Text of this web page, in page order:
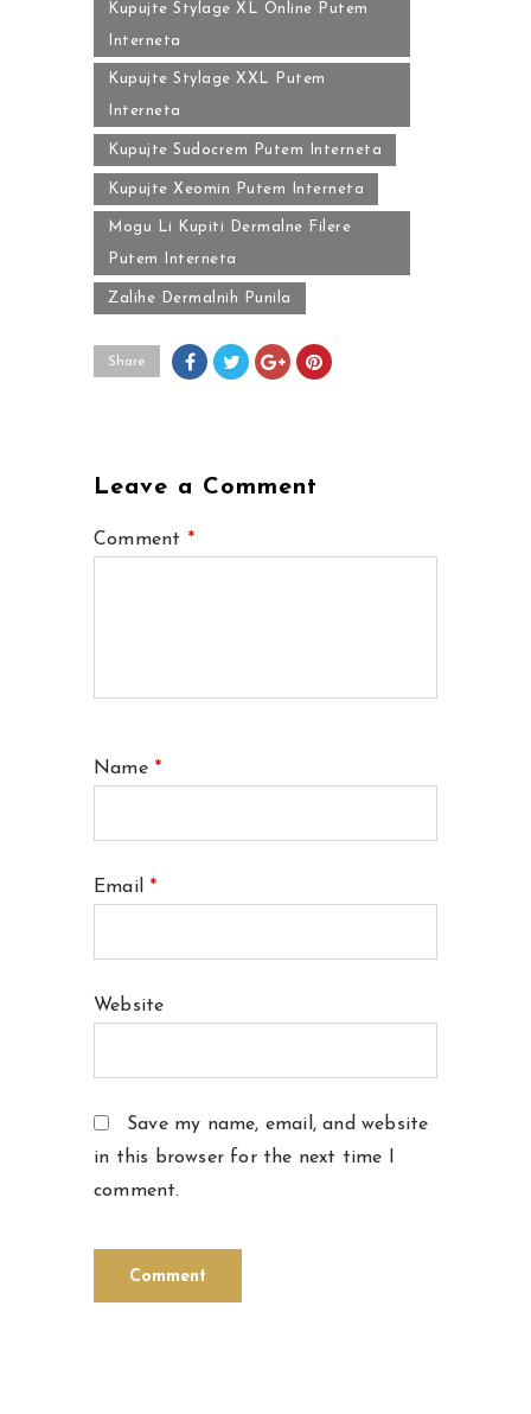
Kupujte Stylage XL Online Putem
Interneta
Kupujte Stylage XXL Putem
Interneta
Kupujte Sudocrem Putem Interneta
Kupujte Xeomin Putem Interneta
Mogu Li Kupiti Dermalne Filere
Putem Interneta
Zalihe Dermalnih Punila
Share
Leave a Comment
Comment *
Name *
Email *
Website
Save my name, email, and website
in this browser for the next time I
comment.